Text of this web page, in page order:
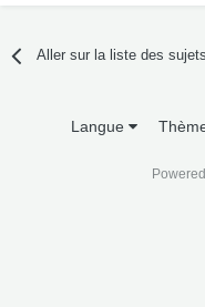
Aller sur la liste des sujets
Langue